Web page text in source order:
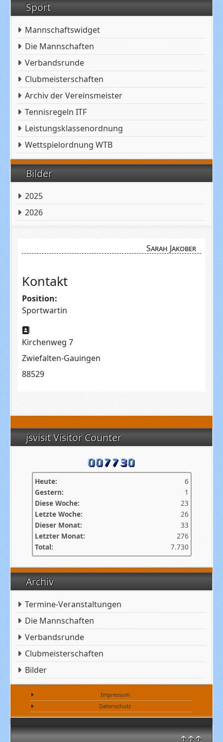
Impressum
Datenschutz
↑↑↑
Sport
Mannschaftswidget
Die Mannschaften
Verbandsrunde
Clubmeisterschaften
Archiv der Vereinsmeister
Tennisregeln ITF
Leistungsklassenordnung
Wettspielordnung WTB
Bilder
2025
2026
jsvisit Visitor Counter
Heute:
6
Gestern:
1
Diese Woche:
23
Letzte Woche:
26
Dieser Monat:
33
Letzter Monat:
276
Total:
7.730
Archiv
Termine-Veranstaltungen
Die Mannschaften
Verbandsrunde
Clubmeisterschaften
Bilder
Sarah Jakober
Kontakt
Position:
Sportwartin
Adresse:
Kirchenweg 7
Zwiefalten-Gauingen
88529